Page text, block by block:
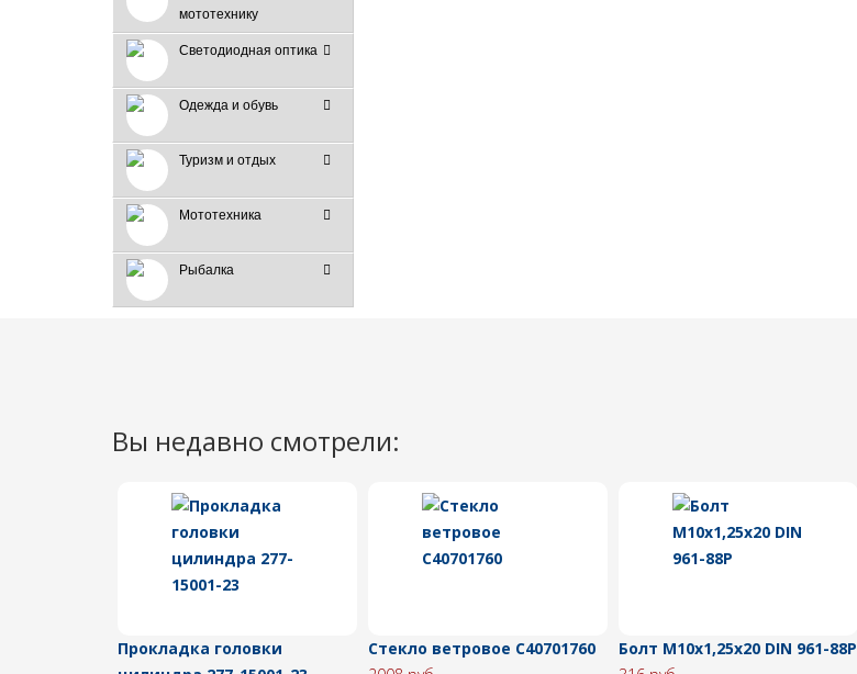
мототехнику
Светодиодная оптика
Одежда и обувь
Туризм и отдых
Мототехника
Рыбалка
Вы недавно смотрели:
Прокладка головки
Стекло ветровое C40701760
Болт M10х1,25х20 DIN 961-88P